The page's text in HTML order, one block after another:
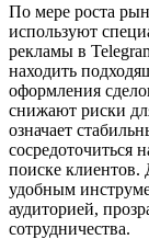
По мере роста
используют
рекламы в
находить
оформления
снижают риски
означает
сосредоточиться
поиске клиентов.
удобным
аудиторией,
сотрудничества.